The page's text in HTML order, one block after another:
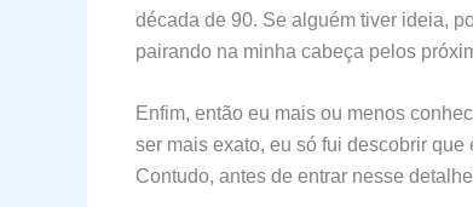
década de 90. Se alguém tiver ideia,
pairando na minha cabeça pelos
Enfim, então eu mais ou menos
ser mais exato, eu só fui descobrir
Contudo, antes de entrar nesse